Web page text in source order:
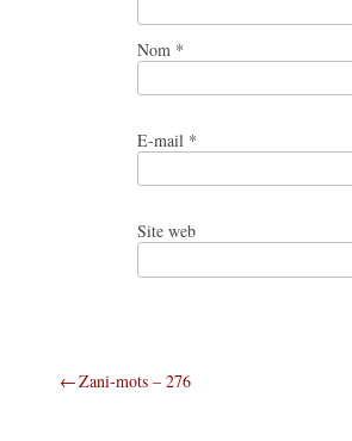
Nom *
E-mail *
Site web
Navigation
Zani-mots – 276